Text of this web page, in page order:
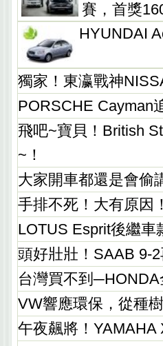
賽，首獎
HYUNDAI
獨家！東瀛戰神
PORSCHE Cayman
飛吧~寶貝！British
~！
大家開車都還是會偷
手排不死！大有原因！
LOTUS Esprit後繼車
頭好壯壯！SAAB 9-2
台灣買不到
VW響應環保，從種樹
午夜飆將！YAMAHA